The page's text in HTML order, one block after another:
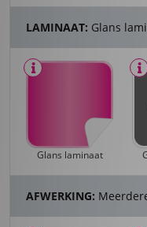
LAMINAAT: Glans
Glans laminaat
AFWERKING: